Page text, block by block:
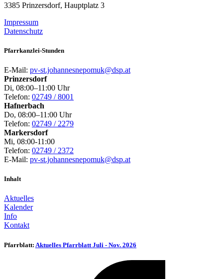
3385 Prinzersdorf, Hauptplatz 3
Impressum
Datenschutz
Pfarrkanzlei-Stunden
E-Mail: pv-st.johannesnepomuk@dsp.at
Prinzersdorf
Di, 08:00–11:00 Uhr
Telefon: 02749 / 8001
Hafnerbach
Do, 08:00–11:00 Uhr
Telefon: 02749 / 2279
Markersdorf
Mi, 08:00-11:00
Telefon: 02749 / 2372
E-Mail: pv-st.johannesnepomuk@dsp.at
Inhalt
Aktuelles
Kalender
Info
Kontakt
Pfarrblatt: Aktuelles Pfarrblatt Juli - Nov. 2026